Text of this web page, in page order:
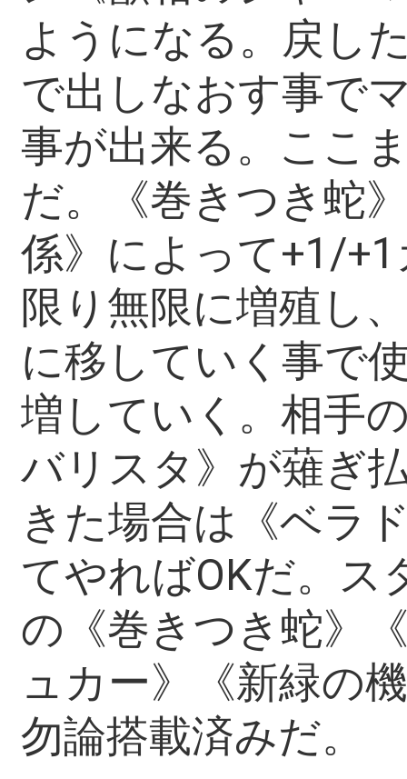
ようになる。戻し
で出しなおす事で
事が出来る。ここ
だ。《巻きつき蛇
係》によって+1/
限り無限に増殖し
に移していく事で
増していく。相手
バリスタ》が薙ぎ
きた場合は《ベラ
てやればOKだ。ス
の《巻きつき蛇》
ュカー》《新緑の
勿論搭載済みだ。